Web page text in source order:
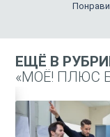
ЕЩЁ В
«МОЁ! ПЛЮС